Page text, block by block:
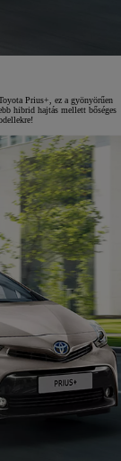
Prius+, ez a gyönyörűen
hibrid hajtás mellett bőséges